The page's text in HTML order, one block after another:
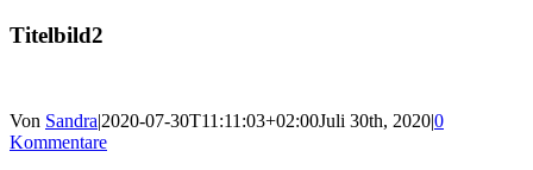
Titelbild2
Von Sandra|2020-07-30T11:11:03+02:00Juli 30th, 2020|0
Kommentare